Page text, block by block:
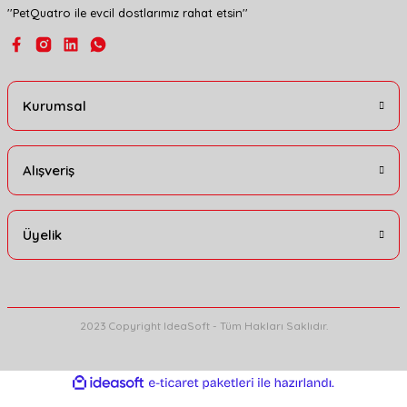
''PetQuatro ile evcil dostlarımız rahat etsin''
Kurumsal
Alışveriş
Üyelik
2023 Copyright IdeaSoft - Tüm Hakları Saklıdır.
ideasoft
e-